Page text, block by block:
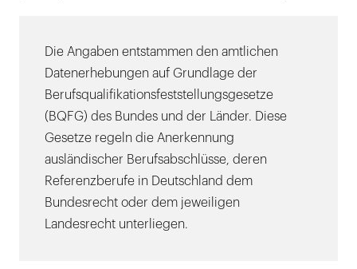
Die Angaben entstammen den amtlichen
Datenerhebungen auf Grundlage der
Berufsqualifikationsfeststellungsgesetze
(BQFG) des Bundes und der Länder. Diese
Gesetze regeln die Anerkennung
ausländischer Berufsabschlüsse, deren
Referenzberufe in Deutschland dem
Bundesrecht oder dem jeweiligen
Landesrecht unterliegen.